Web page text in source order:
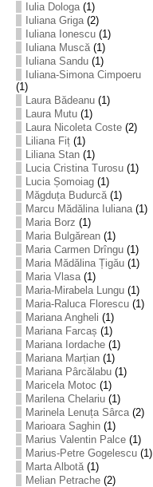
Iulia Dologa(1)
Iuliana Griga(2)
Iuliana Ionescu(1)
Iuliana Muscă(1)
Iuliana Sandu(1)
Iuliana-Simona Cimpoeru
(1)
Laura Bădeanu(1)
Laura Mutu(1)
Laura Nicoleta Coste(2)
Liliana Fiț(1)
Liliana Stan(1)
Lucia Cristina Turosu(1)
Lucia Șomoiag(1)
Măgduța Budurcă(1)
Marcu Mădălina Iuliana(1)
Maria Borz (1)
Maria Bulgărean(1)
Maria Carmen Drîngu(1)
Maria Mădălina Țigău(1)
Maria Vlasa(1)
Maria-Mirabela Lungu(1)
Maria-Raluca Florescu(1)
Mariana Angheli (1)
Mariana Farcaș (1)
Mariana Iordache(1)
Mariana Marțian(1)
Mariana Pârcălabu(1)
Maricela Motoc (1)
Marilena Chelariu(1)
Marinela Lenuța Sârca(2)
Marioara Saghin(1)
Marius Valentin Palce(1)
Marius-Petre Gogelescu(1)
Marta Albotă(1)
Melian Petrache(2)